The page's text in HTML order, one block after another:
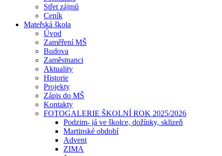
Střet zájmů
Ceník
Mateřská škola
Úvod
Zaměření MŠ
Budova
Zaměstnanci
Aktuality
Historie
Projekty
Zápis do MŠ
Kontakty
FOTOGALERIE ŠKOLNÍ ROK 2025/2026
Podzim- já ve školce, dožínky, sklizeň
Martinské období
Advent
ZIMA